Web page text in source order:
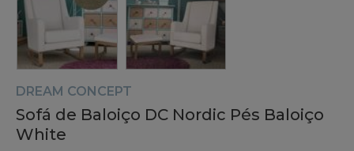
DREAM CONCEPT
Sofá de Baloiço DC Nordic Pés Baloiço
White